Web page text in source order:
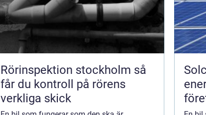
Rörinspektion stockholm så
får du kontroll på rörens
verkliga skick